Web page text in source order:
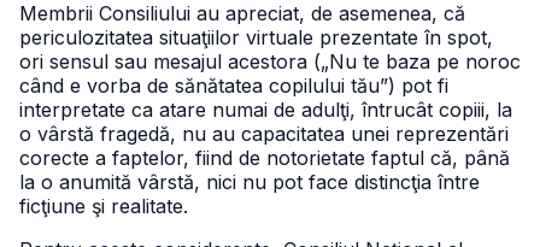
Membrii Consiliului au apreciat, de asemenea, că
periculozitatea situaţiilor virtuale prezentate în spot,
ori sensul sau mesajul acestora („Nu te baza pe noroc
când e vorba de sănătatea copilului tău”) pot fi
interpretate ca atare numai de adulţi, întrucât copiii, la
o vârstă fragedă, nu au capacitatea unei reprezentări
corecte a faptelor, fiind de notorietate faptul că, până
la o anumită vârstă, nici nu pot face distincţia între
ficţiune şi realitate.